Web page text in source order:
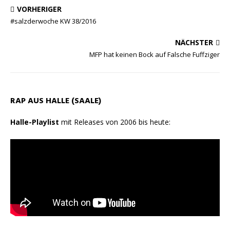
VORHERIGER
#salzderwoche KW 38/2016
NÄCHSTER
MFP hat keinen Bock auf Falsche Fuffziger
RAP AUS HALLE (SAALE)
Halle-Playlist mit Releases von 2006 bis heute: